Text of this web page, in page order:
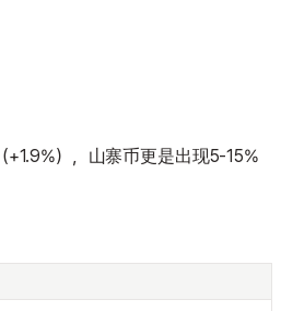
），山寨币更是出现5-15%